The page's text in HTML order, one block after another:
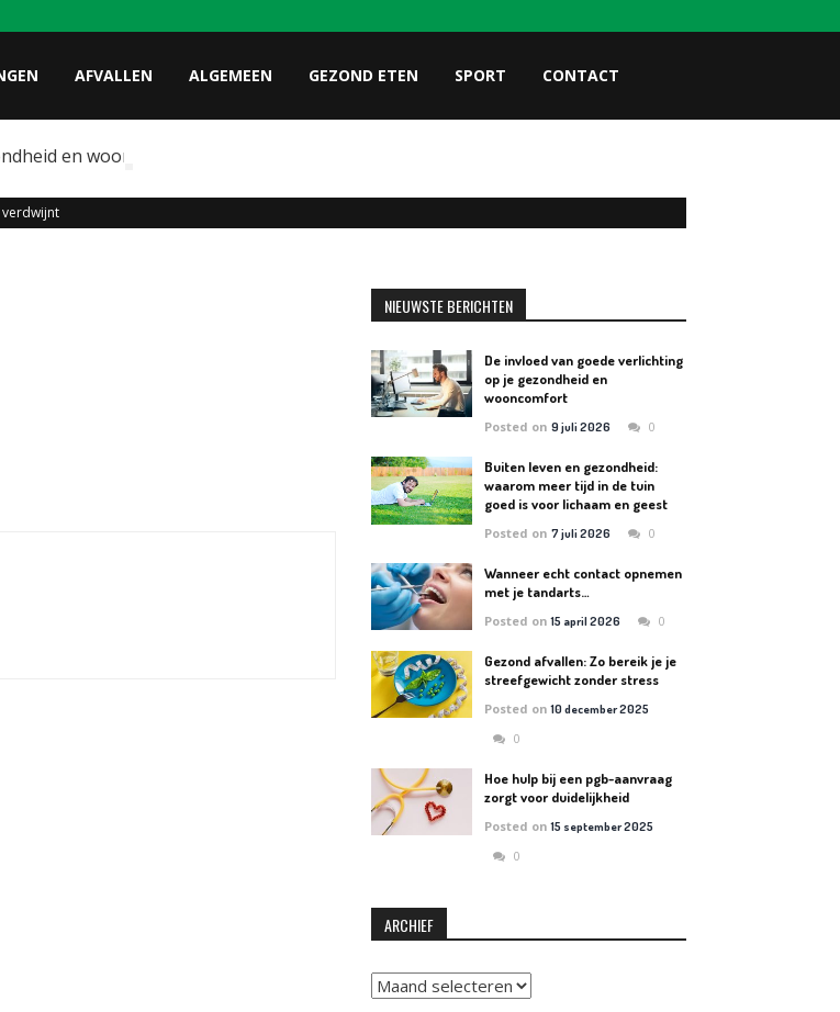
AFVALLEN ALGEMEEN GEZOND ETEN SPORT CONTACT
en wooncomfort
verdwijnt
NIEUWSTE BERICHTEN
De invloed van goede verlichting
op je gezondheid en
wooncomfort
Posted on9 juli 2026 0
Buiten leven en gezondheid:
waarom meer tijd in de tuin
goed is voor lichaam en geest
Posted on7 juli 2026 0
Wanneer echt contact opnemen
met je tandarts…
Posted on15 april 2026 0
Gezond afvallen: Zo bereik je je
streefgewicht zonder stress
Posted on10 december 2025
0
Hoe hulp bij een pgb-aanvraag
zorgt voor duidelijkheid
Posted on15 september 2025
0
ARCHIEF
Archief